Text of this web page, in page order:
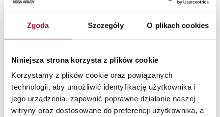
Zgoda Szczegóły O plikach cookies
Niniejsza strona korzysta z plików cookie
Korzystamy z plików cookie oraz powiązanych
technologii, aby umożliwić identyfikację użytkownika i
jego urządzenia, zapewnić poprawne działanie naszej
witryny oraz dostosowane do preferencji użytkownika, a
specyfikę nowobudowanego obiektu
niezwykle wymagające środowisko pracy bram
przed zasięgiem osób niepowołanych